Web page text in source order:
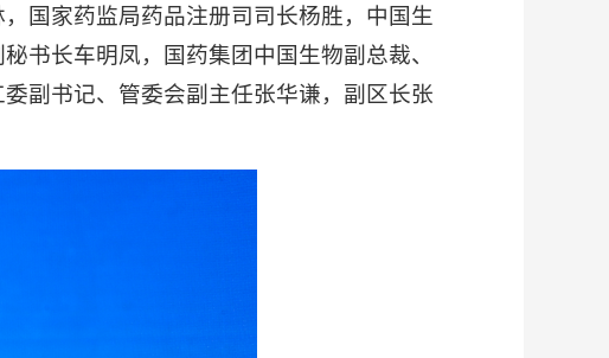
国家药监局药品注册司司长杨胜，中国生
书长车明凤，国药集团中国生物副总裁、
副书记、管委会副主任张华谦，副区长张